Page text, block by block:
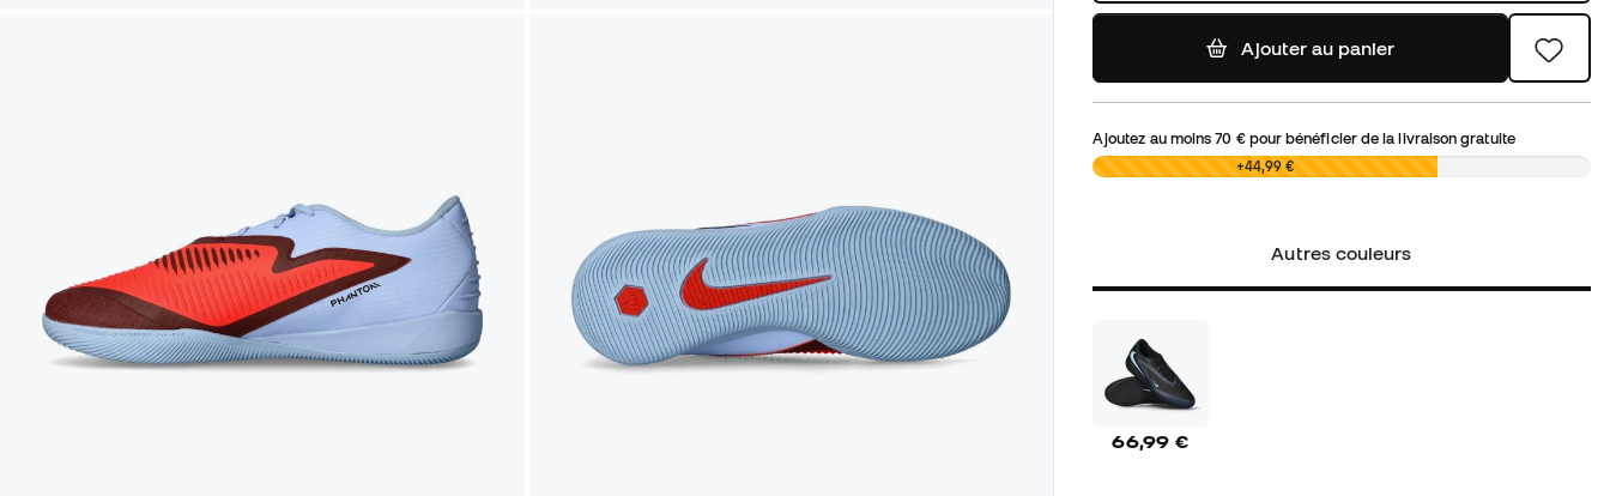
Ajouter au panier
Ajoutez au moins70 €pour bénéficier de la livraison gratuite
0,00 € +44,99 €
Autres couleurs
66,99 €